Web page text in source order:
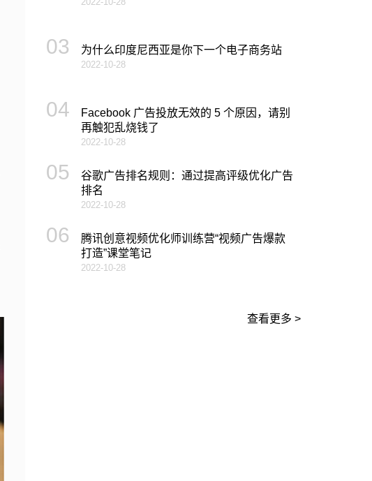
03 为什么印度尼西亚是你下一个电子商务站
2022-10-28
04
Facebook 广告投放无效的 5 个原因，请别
再触犯乱烧钱了
2022-10-28
05
谷歌广告排名规则：通过提高评级优化广告
排名
2022-10-28
06
腾讯创意视频优化师训练营“视频广告爆款
打造”课堂笔记
2022-10-28
查看更多 >